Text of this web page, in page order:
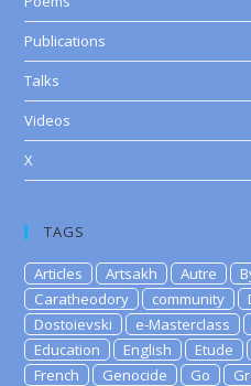
Publications
Talks
Videos
X
TAGS
Articles Artsakh Autre
Caratheodory
community
Dostoievski
e-Masterclass
Education
English Etude
French
Genocide Go